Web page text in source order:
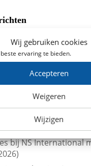
Wij gebruiken cookies
ervaring te bieden.
Accepteren
Weigeren
Wijzigen
en langere treinen in
Heeze 2026
Brabantsedag in
naar Parijs
bij NS International